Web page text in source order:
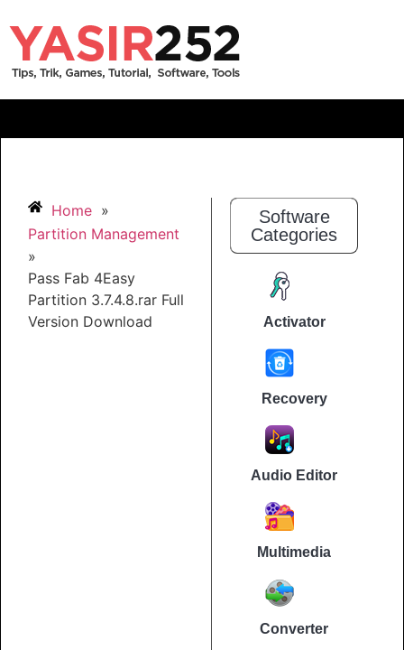
Home »
Partition Management
»
Pass Fab 4Easy
Partition 3.7.4.8.rar Full
Version Download
Software
Categories
Activator
Recovery
Audio Editor
Multimedia
Converter